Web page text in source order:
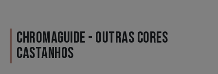
CHROMAGUIDE - OUTRAS CORES
CASTANHOS